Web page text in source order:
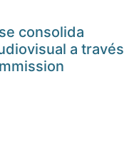
consolida
a través